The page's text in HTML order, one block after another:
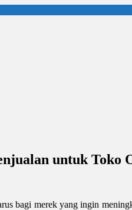
untuk Toko
bagi merek yang ingin